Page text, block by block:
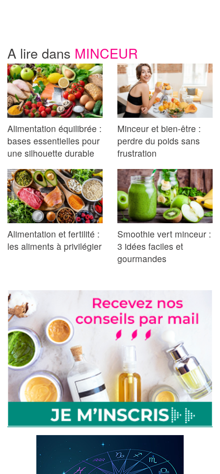
A lire dans MINCEUR
Alimentation équilibrée :
bases essentielles pour
une silhouette durable
Minceur et bien-être :
perdre du poids sans
frustration
Alimentation et fertilité :
les aliments à privilégier
Smoothie vert minceur :
3 idées faciles et
gourmandes